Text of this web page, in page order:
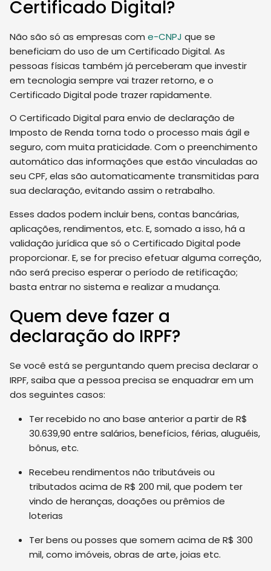
Certificado Digital?
Não são só as empresas com e-CNPJ que se
beneficiam do uso de um Certificado Digital. As
pessoas físicas também já perceberam que investir
em tecnologia sempre vai trazer retorno, e o
Certificado Digital pode trazer rapidamente.
O Certificado Digital para envio de declaração de
Imposto de Renda torna todo o processo mais ágil e
seguro, com muita praticidade. Com o preenchimento
automático das informações que estão vinculadas ao
seu CPF, elas são automaticamente transmitidas para
sua declaração, evitando assim o retrabalho.
Esses dados podem incluir bens, contas bancárias,
aplicações, rendimentos, etc. E, somado a isso, há a
validação jurídica que só o Certificado Digital pode
proporcionar. E, se for preciso efetuar alguma correção,
não será preciso esperar o período de retificação;
basta entrar no sistema e realizar a mudança.
Quem deve fazer a
declaração do IRPF?
Se você está se perguntando quem precisa declarar o
IRPF, saiba que a pessoa precisa se enquadrar em um
dos seguintes casos:
Ter recebido no ano base anterior a partir de R$
30.639,90 entre salários, benefícios, férias, aluguéis,
bônus, etc.
Recebeu rendimentos não tributáveis ou
tributados acima de R$ 200 mil, que podem ter
vindo de heranças, doações ou prêmios de
loterias
Ter bens ou posses que somem acima de R$ 300
mil, como imóveis, obras de arte, joias etc.